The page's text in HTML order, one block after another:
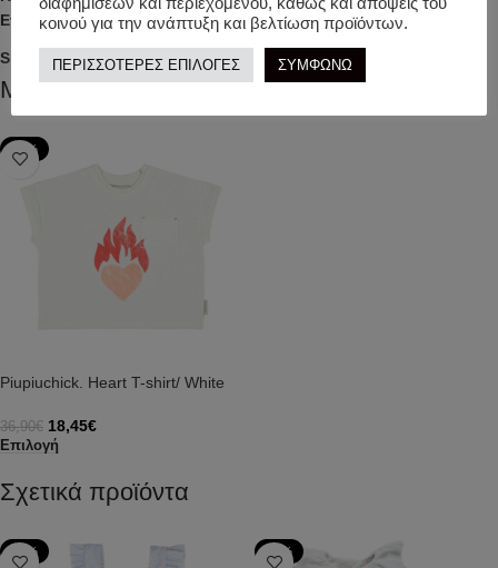
Ετικέτα: PIUPIUCHICK
Share:
Μπορεί επίσης να σας αρέσει…
-50%
Piupiuchick. Heart T-shirt/ White
36,90€ 18,45€
Επιλογή
Σχετικά προϊόντα
-50% -50%
κοινού για την ανάπτυξη και βελτίωση προϊόντων.
ΠΕΡΙΣΣΟΤΕΡΕΣ ΕΠΙΛΟΓΕΣ ΣΥΜΦΩΝΩ